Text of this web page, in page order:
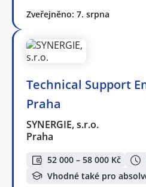
Zveřejněno: 7. srpna
Technical Support
Praha
SYNERGIE, s.r.o.
Praha
52 000 – 58 000 Kč
Vhodné také pro